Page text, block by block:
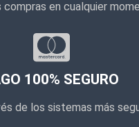
compras en cualquier
100% SEGURO
de los sistemas más